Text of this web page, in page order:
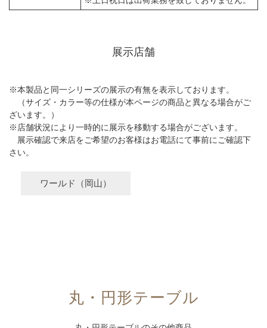
展示店舗
※本製品と同一シリーズの展示の有無を表示しております。
（サイズ・カラー等の仕様が本ページの商品と異なる場合がご
ざいます。）
※店舗状況により一時的に展示を移動する場合がございます。
展示確認で来店をご希望のお客様はお電話にて事前にご確認下
さい。
ワールド（岡山）
丸・円形テーブル